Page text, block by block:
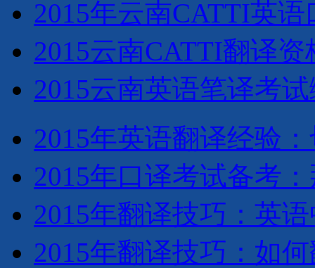
2015年云南CATTI英
2015云南CATTI翻译
2015云南英语笔译考
2015年英语翻译经验
2015年口译考试备考
2015年翻译技巧：英
2015年翻译技巧：如